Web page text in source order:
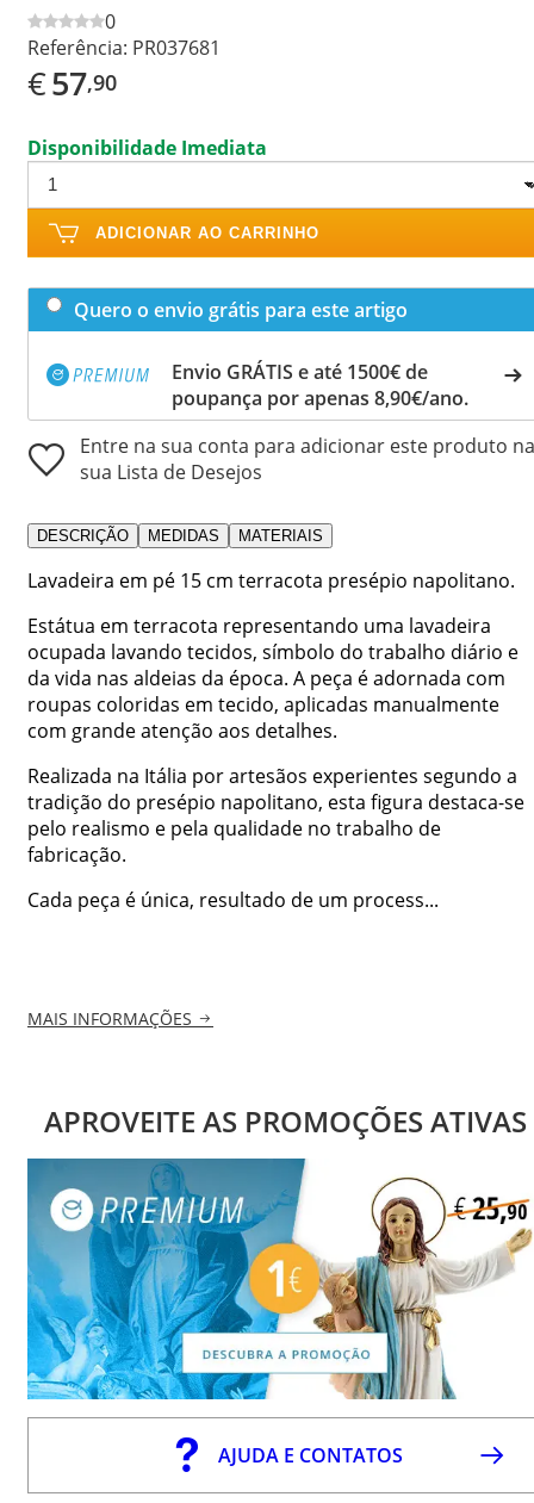
0
Referência: PR037681
€57,90
Disponibilidade Imediata
ADICIONAR AO CARRINHO
Quero o envio grátis para este artigo
Envio GRÁTIS e até 1500€ de
poupança por apenas 8,90€/ano.
Entre na sua conta para adicionar este produto na
sua Lista de Desejos
DESCRIÇÃO MEDIDAS MATERIAIS
Lavadeira em pé 15 cm terracota presépio napolitano.
Estátua em terracota representando uma lavadeira
ocupada lavando tecidos, símbolo do trabalho diário e
da vida nas aldeias da época. A peça é adornada com
roupas coloridas em tecido, aplicadas manualmente
com grande atenção aos detalhes.
Realizada na Itália por artesãos experientes segundo a
tradição do presépio napolitano, esta figura destaca-se
pelo realismo e pela qualidade no trabalho de
fabricação.
Cada peça é única, resultado de um process...
MAIS INFORMAÇÕES
APROVEITE AS PROMOÇÕES ATIVAS
AJUDA E CONTATOS